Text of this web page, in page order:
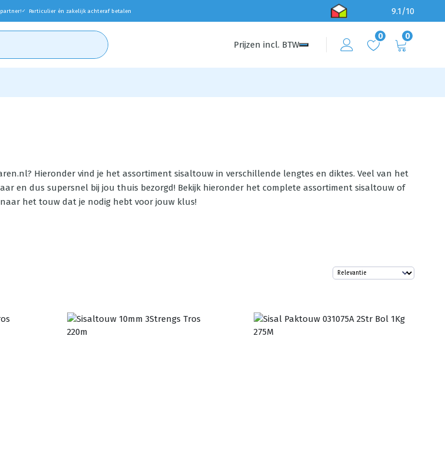
✓ Particulier én zakelijk achteraf betalen 9.1/10
Prijzen incl. BTW
0 0
Hieronder vind je het assortiment sisaltouw in verschillende lengtes en diktes. Veel van het
en dus supersnel bij jou thuis bezorgd! Bekijk hieronder het complete assortiment sisaltouw of
het touw dat je nodig hebt voor jouw klus!